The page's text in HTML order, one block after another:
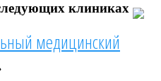
клиниках
медицинский